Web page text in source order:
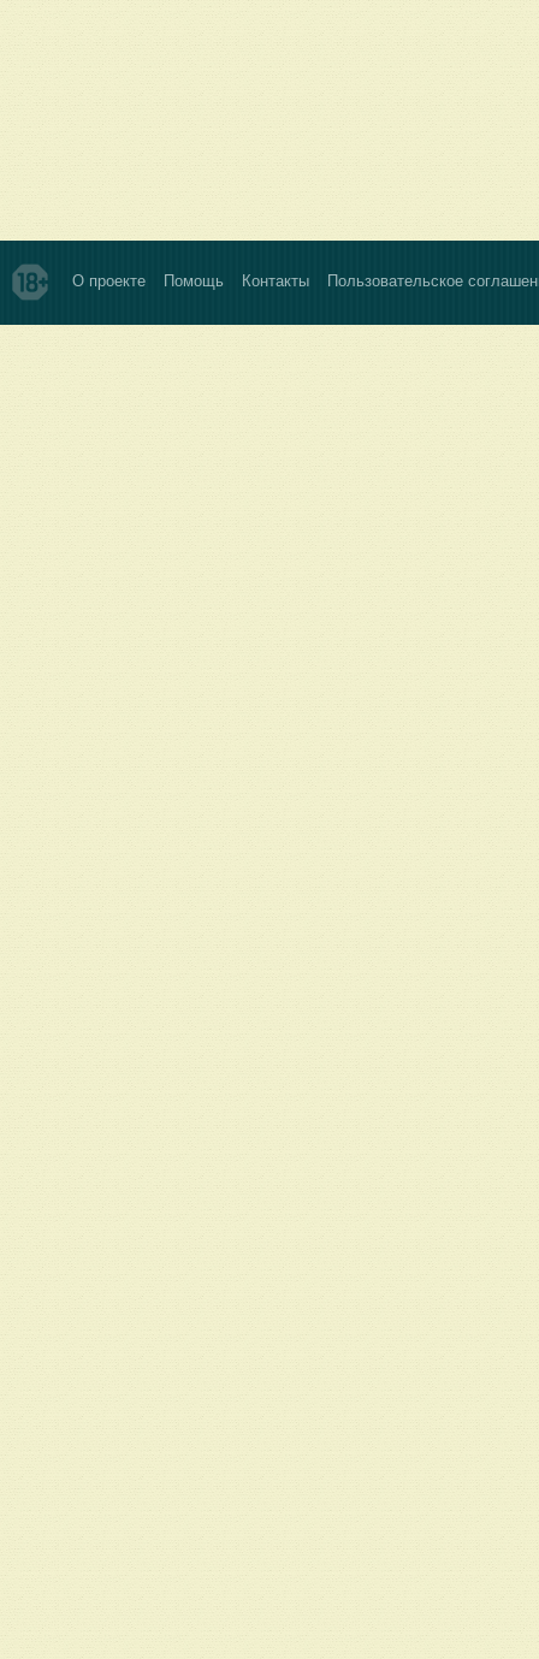
О проекте Помощь Контакты Пользовательское